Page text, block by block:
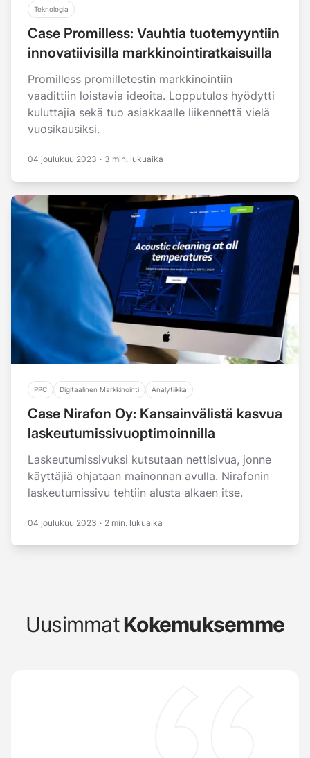
Teknologia
Case Promilless: Vauhtia tuotemyyntiin
innovatiivisilla markkinointiratkaisuilla
Promilless promilletestin markkinointiin
vaadittiin loistavia ideoita. Lopputulos hyödytti
kuluttajia sekä tuo asiakkaalle liikennettä vielä
vuosikausiksi.
04 joulukuu 2023 · 3 min. lukuaika
PPC Digitaalinen Markkinointi Analytiikka
Case Nirafon Oy: Kansainvälistä kasvua
laskeutumissivuoptimoinnilla
Laskeutumissivuksi kutsutaan nettisivua, jonne
käyttäjiä ohjataan mainonnan avulla. Nirafonin
laskeutumissivu tehtiin alusta alkaen itse.
04 joulukuu 2023 · 2 min. lukuaika
UusimmatKokemuksemme